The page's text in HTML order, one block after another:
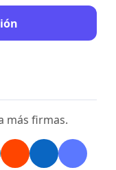
más firmas.